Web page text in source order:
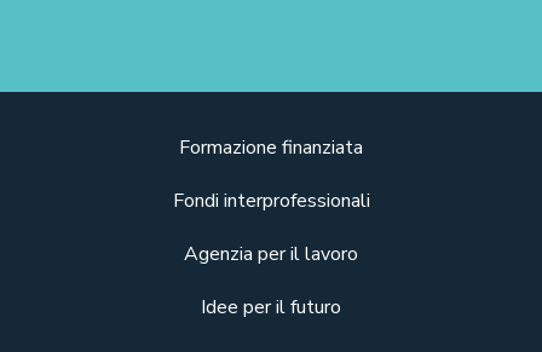
Formazione finanziata
Fondi interprofessionali
Agenzia per il lavoro
Idee per il futuro